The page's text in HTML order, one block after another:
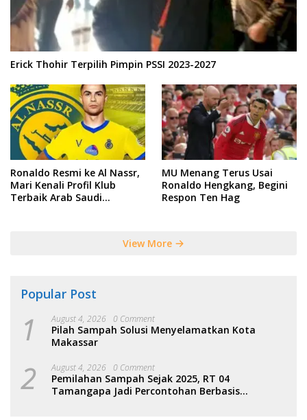
Erick Thohir Terpilih Pimpin PSSI 2023-2027
Ronaldo Resmi ke Al Nassr,
Mari Kenali Profil Klub
Terbaik Arab Saudi
MU Menang Terus Usai
Ronaldo Hengkang, Begini
Respon Ten Hag
View More
Popular Post
1 August 4, 2026 0 Comment
Pilah Sampah Solusi Menyelamatkan Kota
Makassar
2 August 4, 2026 0 Comment
Pemilahan Sampah Sejak 2025, RT 04
Tamangapa Jadi Percontohan Berbasis